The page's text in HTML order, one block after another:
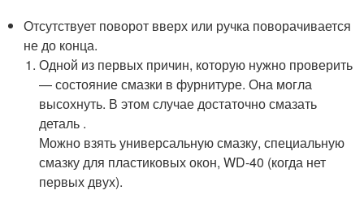
Отсутствует поворот вверх или ручка поворачивается
не до конца.
Одной из первых причин, которую нужно проверить
— состояние смазки в фурнитуре. Она могла
высохнуть. В этом случае достаточно смазать
деталь .
Можно взять универсальную смазку, специальную
смазку для пластиковых окон, WD-40 (когда нет
первых двух).